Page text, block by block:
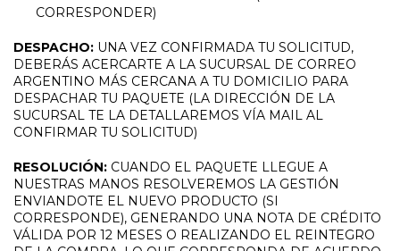
CORRESPONDER)
DESPACHO: UNA VEZ CONFIRMADA TU SOLICITUD,
DEBERÁS ACERCARTE A LA SUCURSAL DE CORREO
ARGENTINO MÁS CERCANA A TU DOMICILIO PARA
DESPACHAR TU PAQUETE (LA DIRECCIÓN DE LA
SUCURSAL TE LA DETALLAREMOS VÍA MAIL AL
CONFIRMAR TU SOLICITUD)
RESOLUCIÓN: CUANDO EL PAQUETE LLEGUE A
NUESTRAS MANOS RESOLVEREMOS LA GESTIÓN
ENVIANDOTE EL NUEVO PRODUCTO (SI
CORRESPONDE), GENERANDO UNA NOTA DE CRÉDITO
VÁLIDA POR 12 MESES O REALIZANDO EL REINTEGRO